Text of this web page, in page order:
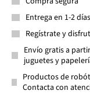
Entrega en 1-2
Regístrate y
Envío gratis a
juguetes y
Productos de
Contacta con